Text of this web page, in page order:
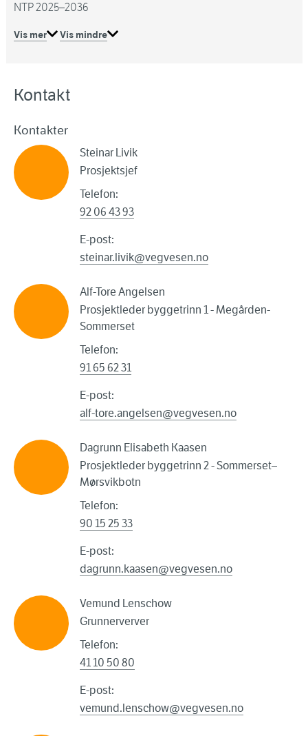
NTP 2025–2036
Vis mer Vis mindre
Kontakt
Kontakter
Steinar Livik
Prosjektsjef
Telefon:
92 06 43 93
E-post:
steinar.livik@vegvesen.no
Alf-Tore Angelsen
Prosjektleder byggetrinn 1 - Megården-
Sommerset
Telefon:
91 65 62 31
E-post:
alf-tore.angelsen@vegvesen.no
Dagrunn Elisabeth Kaasen
Prosjektleder byggetrinn 2 - Sommerset–
Mørsvikbotn
Telefon:
90 15 25 33
E-post:
dagrunn.kaasen@vegvesen.no
Vemund Lenschow
Grunnerverver
Telefon:
41 10 50 80
E-post:
vemund.lenschow@vegvesen.no